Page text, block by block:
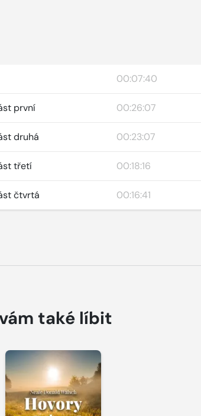
00:07:40
první 00:26:07
druhá 00:23:07
třetí 00:18:16
čtvrtá 00:16:41
také líbit